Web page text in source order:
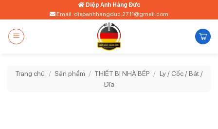
qua
dung
Diệp Anh Hàng Đức
Email: diepanhhangduc.2711@gmail.com
Trang chủ / Sản phẩm / THIẾT BỊ NHÀ BẾP / Ly / Cốc / Bát /
Đĩa